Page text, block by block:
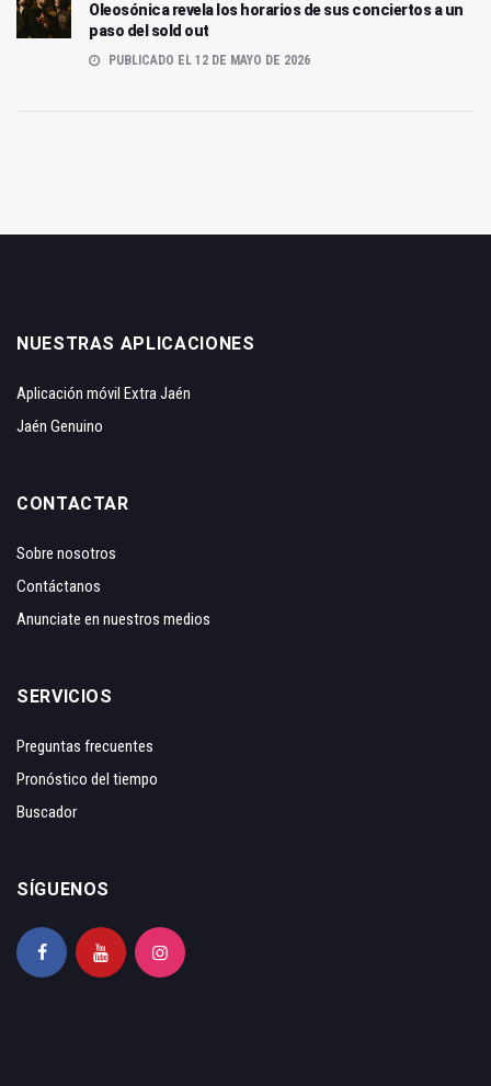
Oleosónica revela los horarios de sus conciertos a un
paso del sold out
PUBLICADO EL 12 DE MAYO DE 2026
NUESTRAS APLICACIONES
Aplicación móvil Extra Jaén
Jaén Genuino
CONTACTAR
Sobre nosotros
Contáctanos
Anunciate en nuestros medios
SERVICIOS
Preguntas frecuentes
Pronóstico del tiempo
Buscador
SÍGUENOS